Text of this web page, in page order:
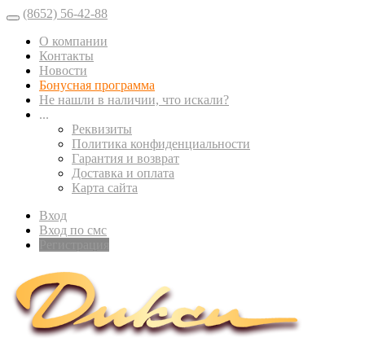
(8652) 56-42-88
О компании
Контакты
Новости
Бонусная программа
Не нашли в наличии, что искали?
...
Реквизиты
Политика конфиденциальности
Гарантия и возврат
Доставка и оплата
Карта сайта
Вход
Вход по смс